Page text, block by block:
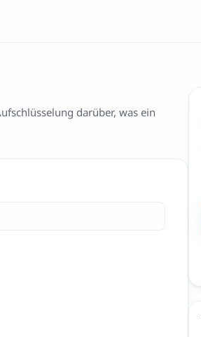
darüber, was ein